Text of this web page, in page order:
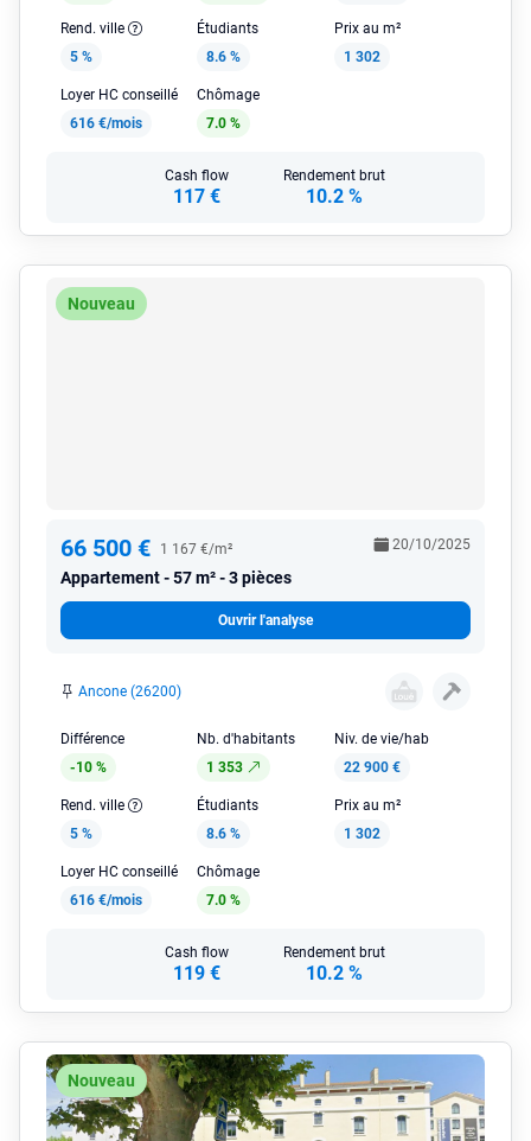
Rend. ville
5 %
Étudiants
8.6 %
Prix au m²
1 302
Loyer HC conseillé
616 €/mois
Chômage
7.0 %
Cash flow
117 €
Rendement brut
10.2 %
Nouveau
66 500 € 1 167 €/m²
Appartement 57 m² - 3 pièces
20/10/2025
Ouvrir l'analyse
Ancone (26200)
Différence
-10 %
Nb. d'habitants
1 353
Niv. de vie/hab
22 900 €
Rend. ville
5 %
Étudiants
8.6 %
Prix au m²
1 302
Loyer HC conseillé
616 €/mois
Chômage
7.0 %
Cash flow
119 €
Rendement brut
10.2 %
Nouveau